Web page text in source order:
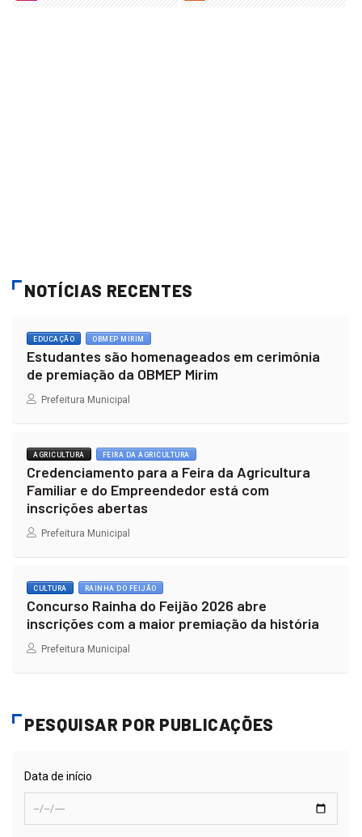
NOTÍCIAS RECENTES
EDUCAÇÃO OBMEP MIRIM
Estudantes são homenageados em cerimônia
de premiação da OBMEP Mirim
Prefeitura Municipal
AGRICULTURA FEIRA DA AGRICULTURA
Credenciamento para a Feira da Agricultura
Familiar e do Empreendedor está com
inscrições abertas
Prefeitura Municipal
CULTURA RAINHA DO FEIJÃO
Concurso Rainha do Feijão 2026 abre
inscrições com a maior premiação da história
Prefeitura Municipal
PESQUISAR POR PUBLICAÇÕES
Data de início